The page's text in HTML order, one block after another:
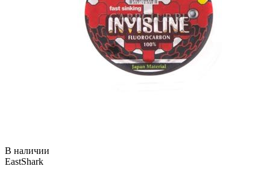
В наличии
EastShark